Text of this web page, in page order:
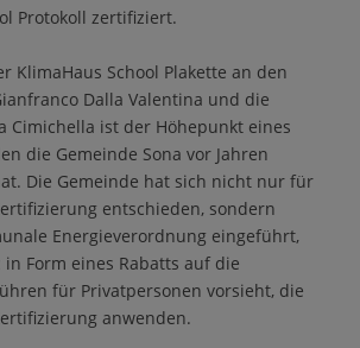
Protokoll zertifiziert.
KlimaHaus School Plakette an den
Dalla Valentina und die
Cimichella ist der Höhepunkt eines
die Gemeinde Sona vor Jahren
Die Gemeinde hat sich nicht nur für
entschieden, sondern
Energieverordnung eingeführt,
Form eines Rabatts auf die
für Privatpersonen vorsieht, die
anwenden.